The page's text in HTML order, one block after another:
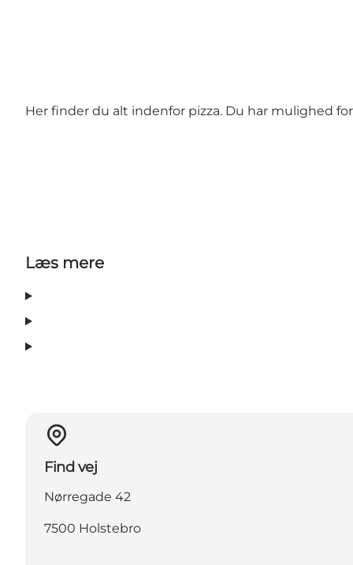
Her finder du alt indenfor pizza. Du har mulighed
Læs mere
Find vej
Nørregade 42
7500 Holstebro